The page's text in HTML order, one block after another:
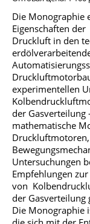
Die Monographie
Eigenschaften
Druckluft in den
experimentellen
der Gasverteilung
mathematische
Untersuchungen
Empfehlungen
von
der Gasverteilung
Die Monographie